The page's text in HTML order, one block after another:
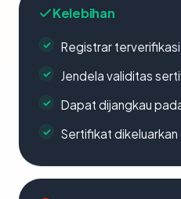
Kelebihan
Registrar terverifikasi
Jendela validitas
Dapat dijangkau
Sertifikat